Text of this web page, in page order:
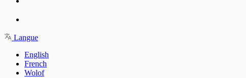
Langue
English
French
Wolof